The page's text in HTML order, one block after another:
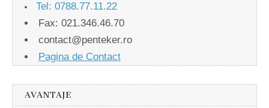
Tel: 0788.77.11.22
Fax: 021.346.46.70
contact@penteker.ro
Pagina de Contact
AVANTAJE